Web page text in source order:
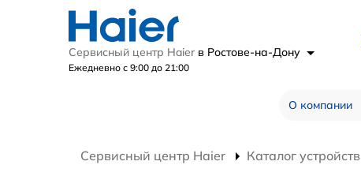
Сервисный центр Haier в Ростове-на-Дону
Ежедневно с 9:00 до 21:00
О компании
Сервисный центр Haier Каталог устройств